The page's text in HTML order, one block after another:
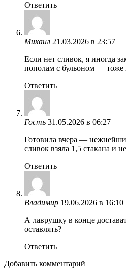
Ответить
Михаил 21.03.2026 в 23:57
Если нет сливок, я иногда
пополам с бульоном — тоже
Ответить
Гость 31.05.2026 в 06:27
Готовила вчера —
сливок взяла 1,5 стакана и
Ответить
Владимир 19.06.2026 в 16:10
А лаврушку в конце
оставлять?
Ответить
Добавить комментарий